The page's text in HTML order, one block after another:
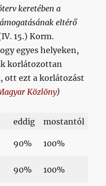
keretében a
eltérő
15.) Korm.
egyes helyeken,
korlátozottan
ott ezt a korlátozást
Közlöny)
eddig
mostantól
90% 100%
90% 100%